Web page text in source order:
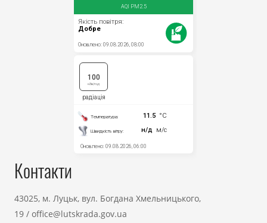
Контакти
43025, м. Луцьк, вул. Богдана Хмельницького,
19 / office@lutskrada.gov.ua